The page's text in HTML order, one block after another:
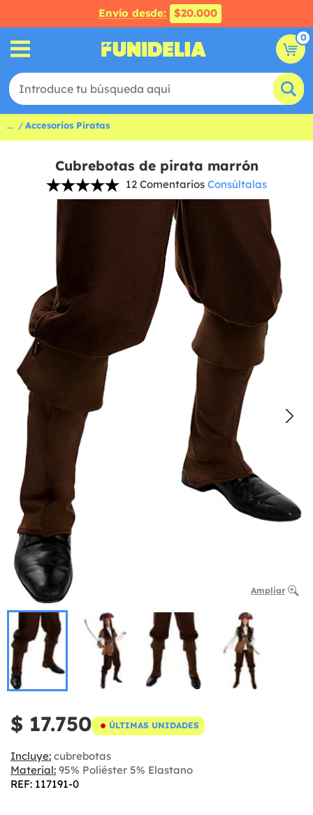
Envío desde: $20.000
0
... Accesorios Piratas
Cubrebotas de pirata marrón
12 Comentarios Consúltalas
Ampliar
$ 17.750 ÚLTIMAS UNIDADES
Incluye: cubrebotas
Material: 95% Poliéster 5% Elastano
REF: 117191-0